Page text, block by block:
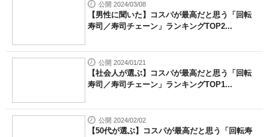
公開 2024/03/08
【男性に聞いた】コスパが最高だと思う「回転
寿司／寿司チェーン」ランキングTOP2...
公開 2024/01/21
【社会人が選ぶ】コスパが最高だと思う「回転
寿司／寿司チェーン」ランキングTOP1...
公開 2024/02/02
【50代が選ぶ】コスパが最高だと思う「回転寿